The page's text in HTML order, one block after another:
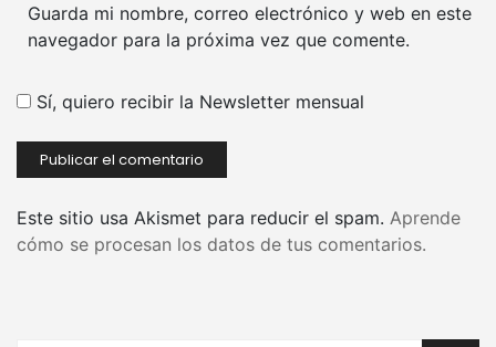
Guarda mi nombre, correo electrónico y web en este
navegador para la próxima vez que comente.
Sí, quiero recibir la Newsletter mensual
Este sitio usa Akismet para reducir el spam. Aprende
cómo se procesan los datos de tus comentarios.